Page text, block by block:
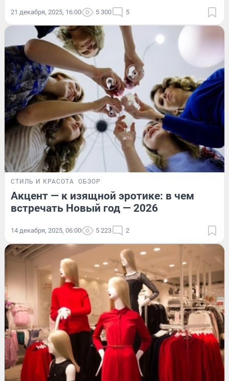
21 декабря, 2025, 16:00 5 300 5
СТИЛЬ И КРАСОТА ОБЗОР
Акцент — к изящной эротике: в чем
встречать Новый год — 2026
14 декабря, 2025, 06:00 5 223 2